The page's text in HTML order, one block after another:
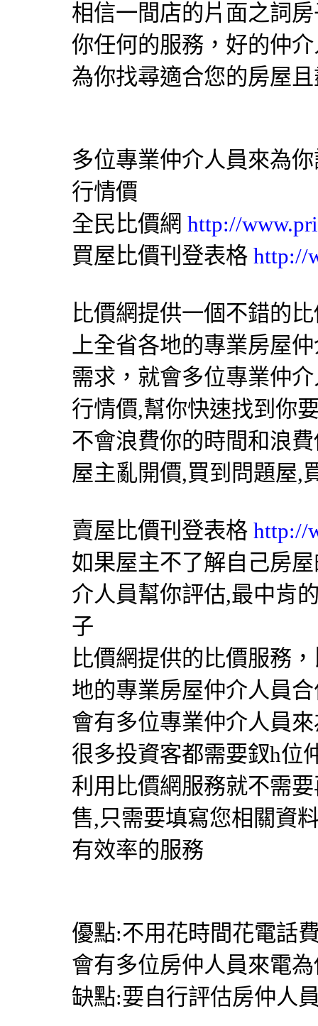
相信一間店的片面之詞
你任何的服務，好的仲
為你找尋適合您的房屋
多位專業仲介人員來為
行情價
全民比價網 http://
買屋比價刊登表格 http://
比價網提供一個不錯的
上全省各地的專業房屋
需求，就會多位專業仲
行情價,幫你快速找到你
不會浪費你的時間和浪
屋主亂開價,買到問題屋,
賣屋比價刊登表格 http://
如果屋主不了解自己房
介人員幫你評估,最中肯
子
比價網提供的比價服務
地的專業房屋仲介人員
會有多位專業仲介人員
很多投資客都需要釵h位
利用比價網服務就不需
售,只需要填寫您相關資
有效率的服務
優點:不用花時間花電話
會有多位房仲人員來電
缺點:要自行評估房仲人